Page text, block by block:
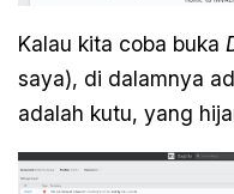
Kalau kita coba buka
saya), di dalamnya
adalah kutu, yang